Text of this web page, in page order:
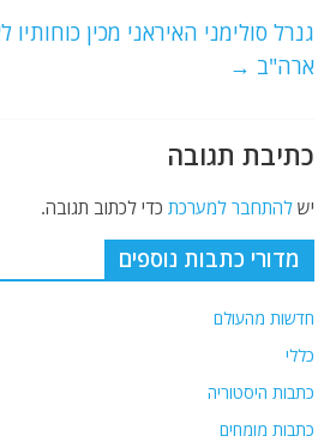
p
o גנרל סולימני האיראני מכין
ארה"ב →
כתיבת תגובה
ישלהתחבר למערכת כדי לכתוב תגובה.
מדורי כתבות נוספים
חדשות מהעולם
כללי
כתבות היסטוריה
כתבות מומחים